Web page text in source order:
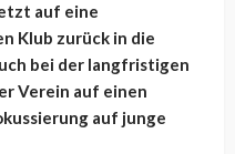
auf eine
Klub zurück in die
bei der langfristigen
Verein auf einen
auf junge